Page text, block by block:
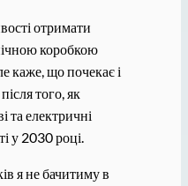
отримати
коробкою
каже, що почекає і
того, як
та електричні
у 2030 році.
я не бачитиму в